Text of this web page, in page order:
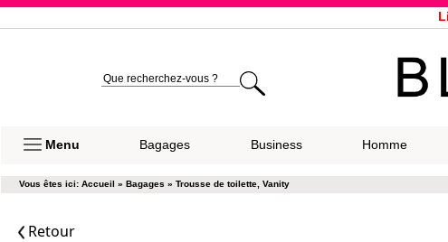
Expédition le
33
Menu Bagages Business Homme
Vous êtes ici: Accueil » Bagages » Trousse de toilette, Vanity
Retour